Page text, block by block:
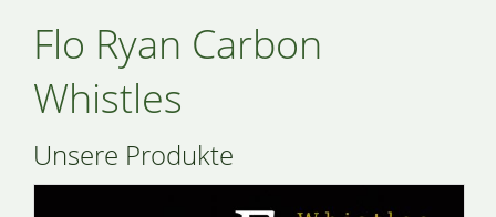
Flo Ryan Carbon
Whistles
Unsere Produkte